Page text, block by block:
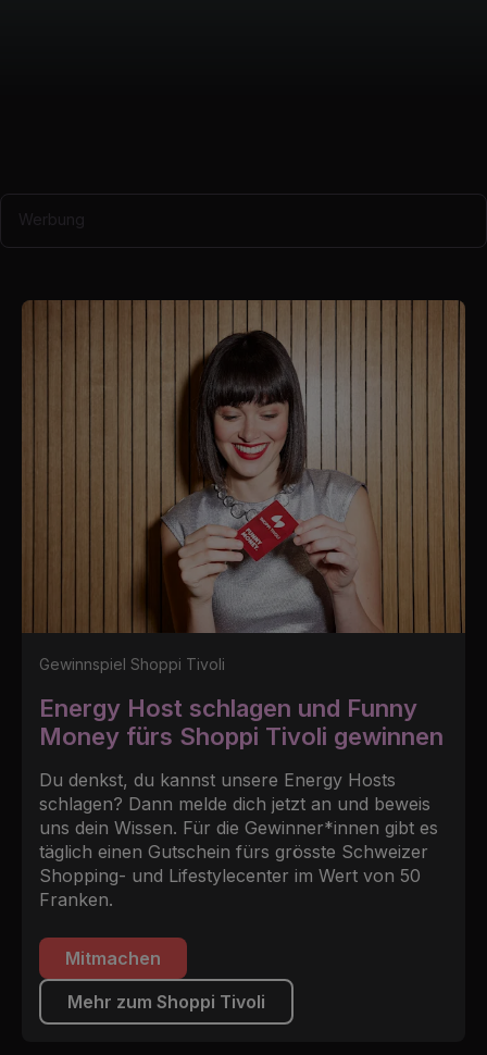
Werbung
Gewinnspiel Shoppi Tivoli
Energy Host schlagen und Funny
Money fürs Shoppi Tivoli gewinnen
Du denkst, du kannst unsere Energy Hosts
schlagen? Dann melde dich jetzt an und beweis
uns dein Wissen. Für die Gewinner*innen gibt es
täglich einen Gutschein fürs grösste Schweizer
Shopping- und Lifestylecenter im Wert von 50
Franken.
Mitmachen
Mehr zum Shoppi Tivoli